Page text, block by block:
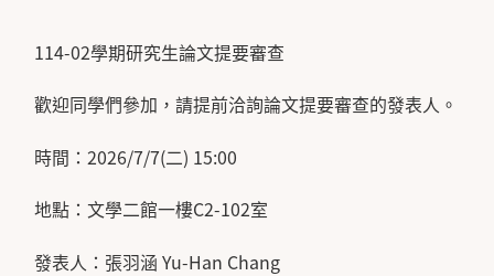
114-02學期研究生論文提要審查
歡迎同學們參加，請提前洽詢論文提要審查的發表人。
時間：2026/7/7(二) 15:00
地點：文學二館一樓C2-102室
發表人：張羽涵 Yu-Han Chang